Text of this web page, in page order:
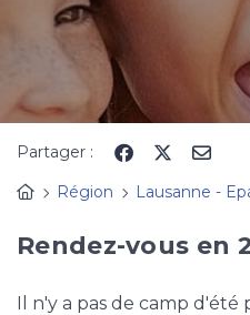
Partager :
Région
Lausanne -
Rendez-vous en
Il n'y a pas de camp d'été